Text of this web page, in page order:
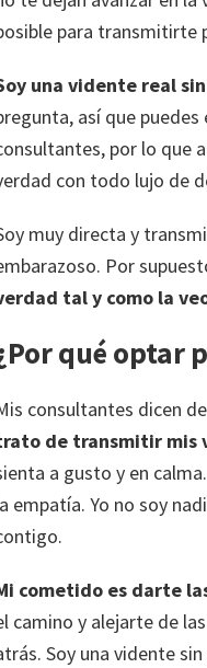
para transmitirte
una vidente real
así que
por lo que
con todo lujo de
muy directa y
Por
tal y como la
qué optar
consultantes dicen
de transmitir mis
a gusto y en
empatía. Yo no soy
cometido es darte
camino y alejarte de
Soy una vidente